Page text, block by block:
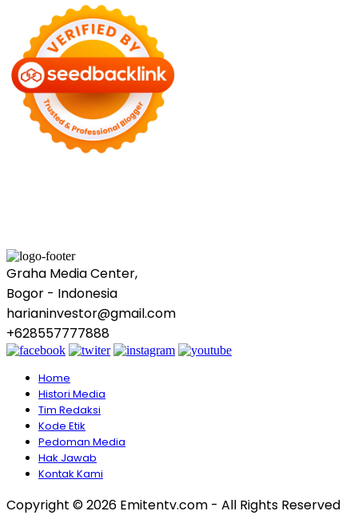
Graha Media Center,
Bogor - Indonesia
harianinvestor@gmail.com
+628557777888
Home
Histori Media
Tim Redaksi
Kode Etik
Pedoman Media
Hak Jawab
Kontak Kami
Copyright © 2026 Emitentv.com - All Rights Reserved